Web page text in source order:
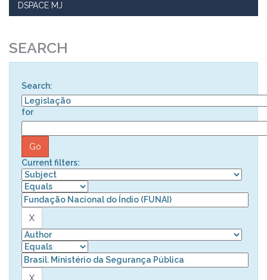
DSPACE MJ
SEARCH
Search:
for
Current filters: